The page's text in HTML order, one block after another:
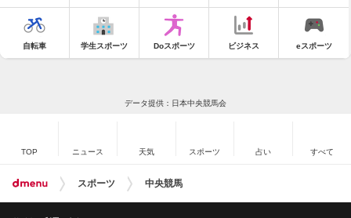
自転車 学生スポーツ Doスポーツ ビジネス eスポーツ
データ提供：日本中央競馬会
TOP ニュース 天気 スポーツ 占い すべて
スポーツ 中央競馬